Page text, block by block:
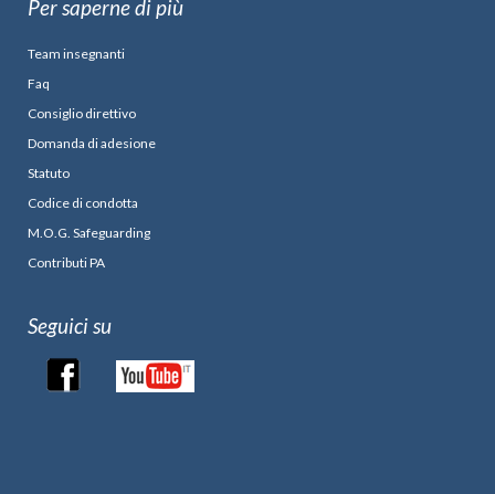
Per saperne di più
Team insegnanti
Faq
Consiglio direttivo
Domanda di adesione
Statuto
Codice di condotta
M.O.G. Safeguarding
Contributi PA
Seguici su